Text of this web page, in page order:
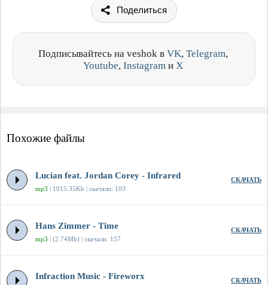
Поделиться
Подписывайтесь на veshok в VK, Telegram,
Youtube, Instagram и X
Похожие файлы
Lucian feat. Jordan Corey - Infrared
mp3 | 1015.35Kb | скачали: 103
СКАЧАТЬ
Hans Zimmer - Time
mp3 | (2.74Mb) | скачали: 157
СКАЧАТЬ
Infraction Music - Fireworx СКАЧАТЬ